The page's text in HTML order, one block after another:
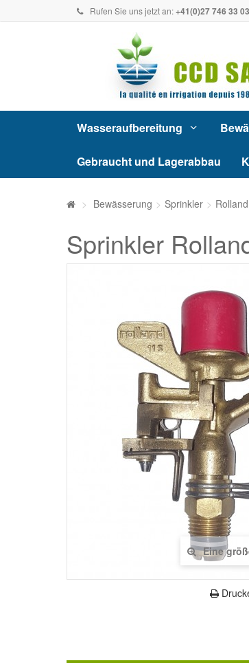
Rufen Sie uns jetzt an:+41(0)27 746 33 03
Wasseraufbereitung
Gebraucht und Lagerabbau
> Bewässerung > Sprinkler > Rolland
Sprinkler
Eine